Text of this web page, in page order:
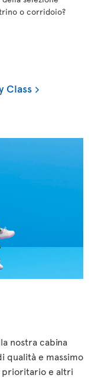
o corridoio?
Class
nostra cabina
qualità e massimo
e altri